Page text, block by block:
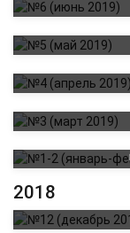
2018